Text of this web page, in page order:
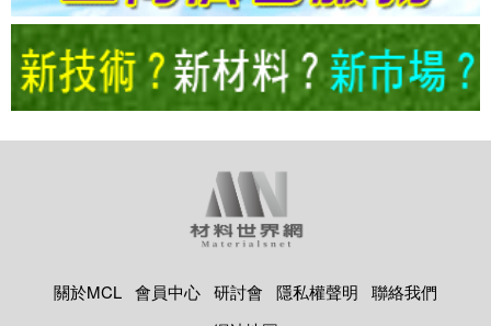
關於MCL 會員中心 研討會 隱私權聲明
聯絡我們